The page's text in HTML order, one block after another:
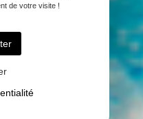
de votre visite !